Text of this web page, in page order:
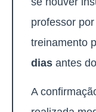
professor
treinamento
dias antes
A